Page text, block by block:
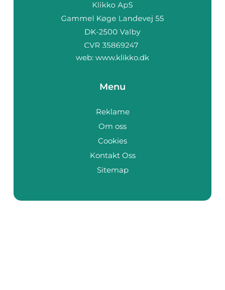
web: www.klikko.dk
Menu
Reklame
Om oss
Cookies
Kontakt Oss
Sitemap